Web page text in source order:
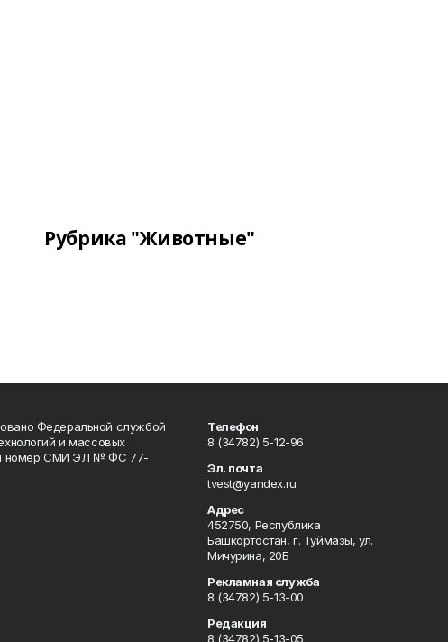
Рубрика "Животные"
Федеральной службой
и массовых
номер СМИ ЭЛ № ФС 77-
Телефон
8 (34782) 5-12-96
Эл. почта
tvest@yandex.ru
Адрес
452750, Республика
Башкортостан, г. Туймазы, ул.
Мичурина, 20Б
Рекламная служба
8 (34782) 5-13-00
Редакция
8 (34782) 5-13-05